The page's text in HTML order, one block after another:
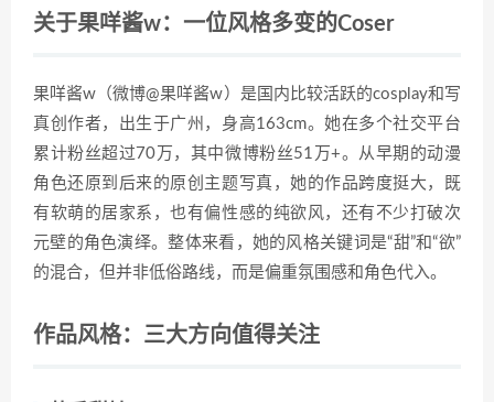
关于果咩酱w：一位风格多变的Coser
果咩酱w（微博@果咩酱w）是国内比较活跃的cosplay和写
真创作者，出生于广州，身高163cm。她在多个社交平台
累计粉丝超过70万，其中微博粉丝51万+。从早期的动漫
角色还原到后来的原创主题写真，她的作品跨度挺大，既
有软萌的居家系，也有偏性感的纯欲风，还有不少打破次
元壁的角色演绎。整体来看，她的风格关键词是“甜”和“欲”
的混合，但并非低俗路线，而是偏重氛围感和角色代入。
作品风格：三大方向值得关注